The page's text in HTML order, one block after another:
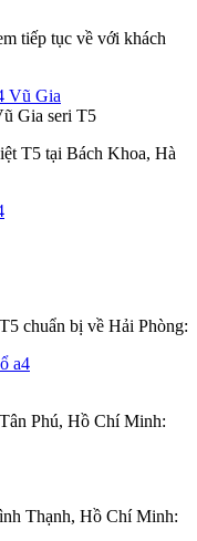
tiếp tục về với khách
Gia seri T5
T5 tại Bách Khoa, Hà
chuẩn bị về Hải Phòng:
Phú, Hồ Chí Minh:
Thạnh, Hồ Chí Minh: